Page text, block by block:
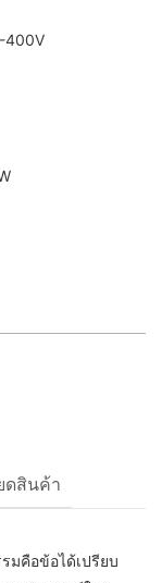
400V
ดสินค้า
มคือข้อได้เปรียบ